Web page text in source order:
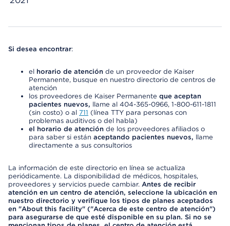
Si desea encontrar:
el horario de atención de un proveedor de Kaiser
Permanente, busque en nuestro directorio de centros de
atención
los proveedores de Kaiser Permanente que aceptan
pacientes nuevos, llame al 404-365-0966, 1-800-611-1811
(sin costo) o al 711 (línea TTY para personas con
problemas auditivos o del habla)
el horario de atención de los proveedores afiliados o
para saber si están aceptando pacientes nuevos, llame
directamente a sus consultorios
La información de este directorio en línea se actualiza
periódicamente. La disponibilidad de médicos, hospitales,
proveedores y servicios puede cambiar. Antes de recibir
atención en un centro de atención, seleccione la ubicación en
nuestro directorio y verifique los tipos de planes aceptados
en "About this facility" ("Acerca de este centro de atención")
para asegurarse de que esté disponible en su plan. Si no se